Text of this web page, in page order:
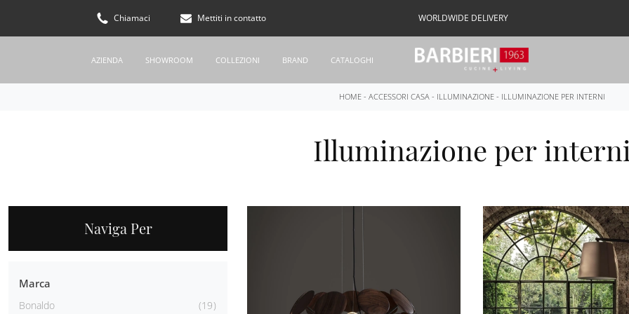
Chiamaci Mettiti in contatto WORLDWIDE DELIVERY
AZIENDA SHOWROOM COLLEZIONI BRAND CATALOGHI
HOME- ACCESSORI CASA- ILLUMINAZIONE- ILLUMINAZIONE PER INTERNI
Illuminazione per
Naviga Per
Marca
Bonaldo 19